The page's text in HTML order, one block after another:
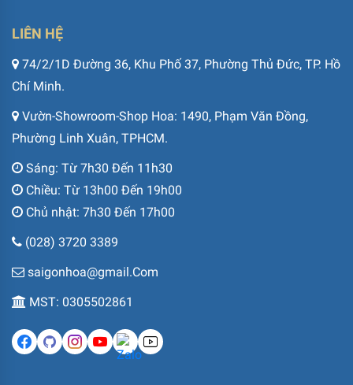
LIÊN HỆ
74/2/1D Đường 36, Khu Phố 37, Phường Thủ Đức, TP. Hồ
Chí Minh.
Vườn-Showroom-Shop Hoa: 1490, Phạm Văn Đồng,
Phường Linh Xuân, TPHCM.
Sáng: Từ 7h30 Đến 11h30
Chiều: Từ 13h00 Đến 19h00
Chủ nhật: 7h30 Đến 17h00
(028) 3720 3389
saigonhoa@gmail.Com
MST: 0305502861